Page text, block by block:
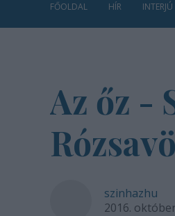
FŐOLDAL HÍR INTERJÚ
Az őz -
szinhazhu
2016.